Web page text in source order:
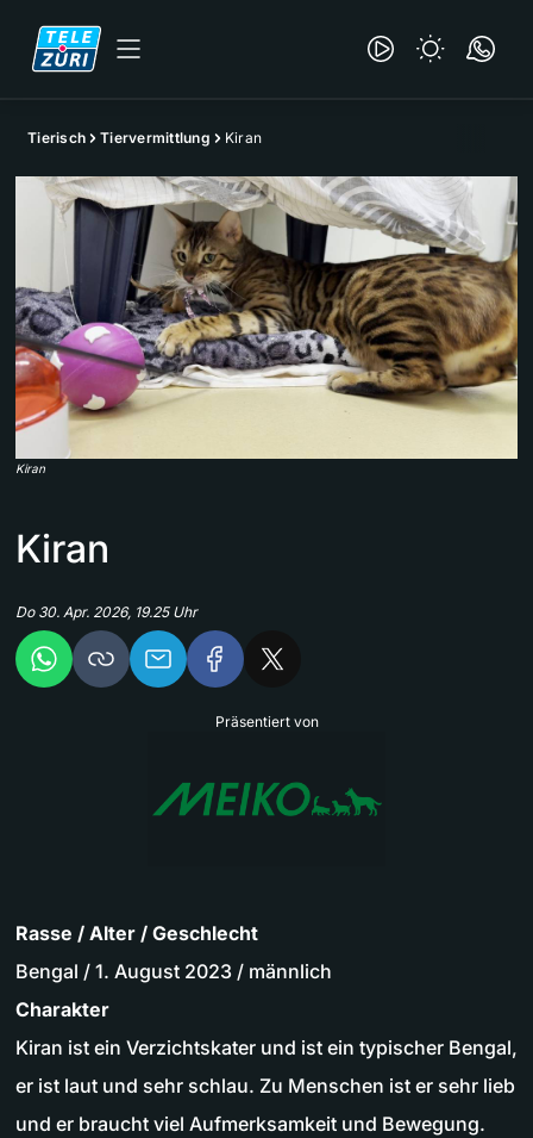
Tierisch Tiervermittlung Kiran
Kiran
Kiran
Do 30. Apr. 2026, 19.25 Uhr
Präsentiert von
Rasse / Alter / Geschlecht
Bengal / 1. August 2023 / männlich
Charakter
Kiran ist ein Verzichtskater und ist ein typischer Bengal,
er ist laut und sehr schlau. Zu Menschen ist er sehr lieb
und er braucht viel Aufmerksamkeit und Bewegung.